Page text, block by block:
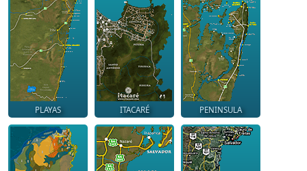
PLAYAS ITACARÉ PENINSULA